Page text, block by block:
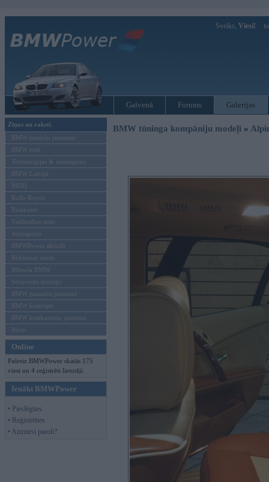
Sveiks, Viesi!
Galvenā Forums Galerijas
Ziņas un raksti
BMW modeļu jaunumi
BMW testi
Tehnoloģijas & sasniegumi
BMW Latvijā
MINI
Rolls-Royce
Pasākumi
Vadāmības tests
Autosports
BMWPower aktuāli
Reklāmas raksti
Mēneša BMW
Sērijveida tūnings
BMW pasaules jaunumi
BMW koncepti
BMW konkurentu jaunumi
Moto
Online
Pašreiz BMWPower skatās 175
viesi un 4 reģistrēti lietotāji.
Ienākt BMWPower
• Pieslēgties
• Reģistrēties
• Aizmirsi paroli?
BMW tūninga kompāniju modeļi »